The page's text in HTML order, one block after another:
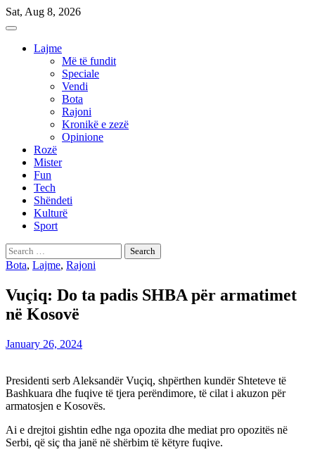
Skip
to
Sat, Aug 8, 2026
Lajme
Më të fundit
Speciale
Vendi
Bota
Rajoni
Kronikë e zezë
Opinione
Rozë
Mister
Fun
Tech
Shëndeti
Kulturë
Sport
Search
for:
Bota, Lajme, Rajoni
Vuçiq: Do ta padis SHBA për armatimet
në Kosovë
January 26, 2024
Presidenti serb Aleksandër Vuçiq, shpërthen kundër Shteteve të
Bashkuara dhe fuqive të tjera perëndimore, të cilat i akuzon për
armatosjen e Kosovës.
Ai e drejtoi gishtin edhe nga opozita dhe mediat pro opozitës në
Serbi, që siç tha janë në shërbim të këtyre fuqive.